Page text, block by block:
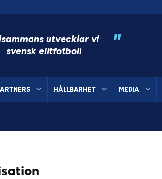
utvecklar vi
svensk elitfotboll
"
HÅLLBARHET MEDIA